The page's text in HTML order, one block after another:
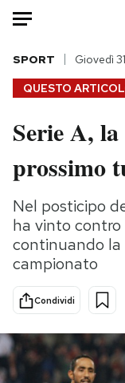
HOME
Italia
Politica
Tecnologia
Internet
Scienza
Cultura
Economia
QUESTO
SPORT Giovedì
Serie A,
prossimo
Nel posticipo
ha vinto contro
continuando
campionato
Condividi